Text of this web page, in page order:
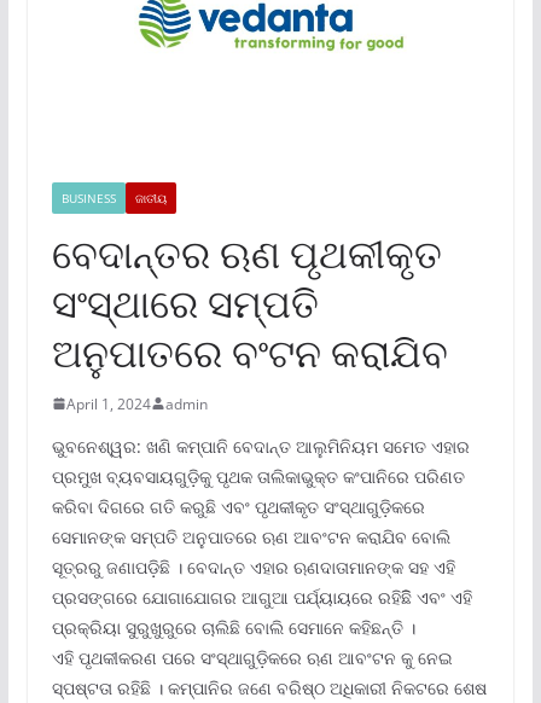
BUSINESS ଜାତୀୟ
ବେଦାନ୍ତର ଋଣ ପୃଥକୀକୃତ
ସଂସ୍ଥାରେ ସମ୍ପତି
ଅନୁପାତରେ ବଂଟନ କରାଯିବ
April 1, 2024 admin
ଭୁବନେଶ୍ୱର: ଖଣି କମ୍ପାନି ବେଦାନ୍ତ ଆଲୁମିନିୟମ ସମେତ ଏହାର
ପ୍ରମୁଖ ବ୍ୟବସାୟଗୁଡ଼ିକୁ ପୃଥକ ତାଲିକାଭୁକ୍ତ କଂପାନିରେ ପରିଣତ
କରିବା ଦିଗରେ ଗତି କରୁଛି ଏବଂ ପୃଥକୀକୃତ ସଂସ୍ଥାଗୁଡ଼ିକରେ
ସେମାନଙ୍କ ସମ୍ପତି ଅନୁପାତରେ ଋଣ ଆବଂଟନ କରାଯିବ ବୋଲି
ସୂତ୍ରରୁ ଜଣାପଡ଼ିଛି । ବେଦାନ୍ତ ଏହାର ଋଣଦାତାମାନଙ୍କ ସହ ଏହି
ପ୍ରସଙ୍ଗରେ ଯୋଗାଯୋଗର ଆଗୁଆ ପର୍ଯ୍ୟାୟରେ ରହିଛିି ଏବଂ ଏହି
ପ୍ରକ୍ରିୟା ସୁରୁଖୁରୁରେ ଚାଲିଛି ବୋଲି ସେମାନେ କହିଛନ୍ତି ।
ଏହି ପୃଥକୀକରଣ ପରେ ସଂସ୍ଥାଗୁଡ଼ିକରେ ଋଣ ଆବଂଟନ କୁ ନେଇ
ସ୍ପଷ୍ଟତା ରହିଛି । କମ୍ପାନିର ଜଣେ ବରିଷ୍ଠ ଅଧିକାରୀ ନିକଟରେ ଶେଷ